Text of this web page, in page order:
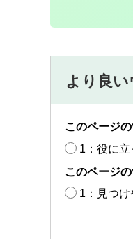
より良
このページ
1：役に立
このページ
1：見つけ